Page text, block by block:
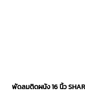
คุณได้ตลอดเวลา
พัดลมติดผนัง 16 นิ้ว